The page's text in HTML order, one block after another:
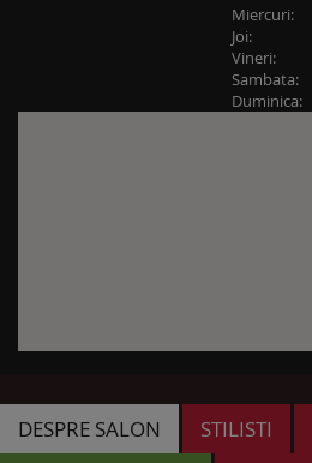
Miercuri:
Joi:
Vineri:
Sambata:
Duminica:
DESPRE SALON STILISTI